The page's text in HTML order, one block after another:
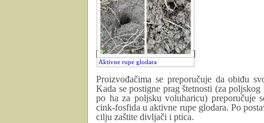
Aktivne rupe glodara
Proizvođačima se preporučuje da obiđu
Kada se postigne prag štetnosti (za
po ha za poljsku voluharicu) preporučuje
cink-fosfida u aktivne rupe glodara. Po
cilju zaštite divljači i ptica.